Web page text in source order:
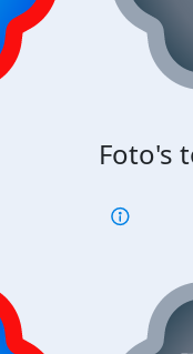
Foto's